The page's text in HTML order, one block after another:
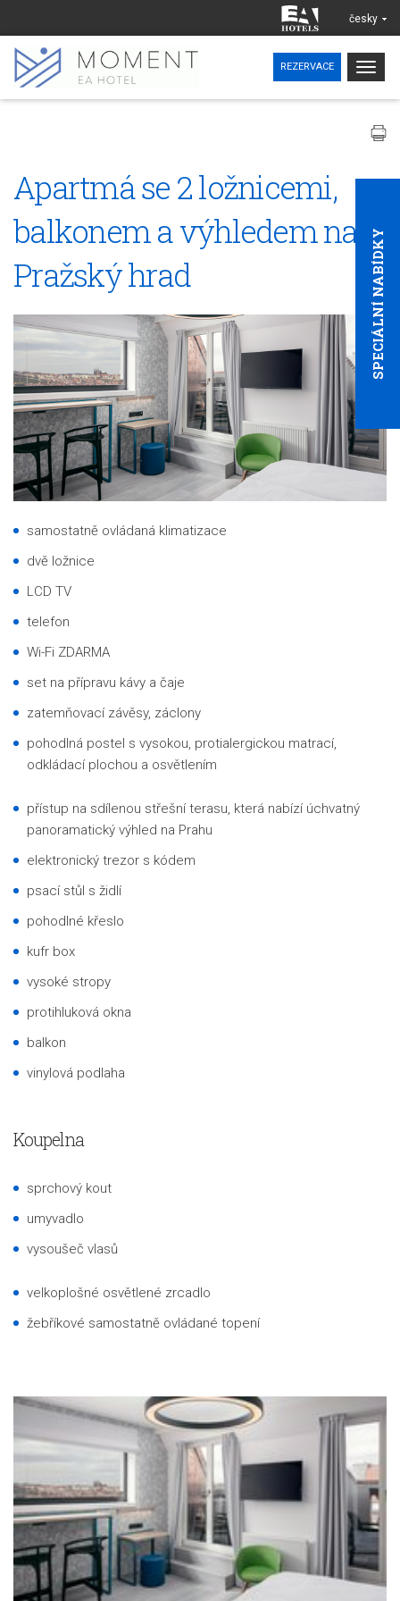
česky
REZERVACE
SPECIÁLNÍ NABÍDKY
Apartmá se 2 ložnicemi,
balkonem a výhledem na
Pražský hrad
samostatně ovládaná klimatizace
dvě ložnice
LCD TV
telefon
Wi-Fi ZDARMA
set na přípravu kávy a čaje
zatemňovací závěsy, záclony
pohodlná postel s vysokou, protialergickou matrací,
odkládací plochou a osvětlením
přístup na sdílenou střešní terasu, která nabízí úchvatný
panoramatický výhled na Prahu
elektronický trezor s kódem
psací stůl s židlí
pohodlné křeslo
kufr box
vysoké stropy
protihluková okna
balkon
vinylová podlaha
Koupelna
sprchový kout
umyvadlo
vysoušeč vlasů
velkoplošné osvětlené zrcadlo
žebříkové samostatně ovládané topení